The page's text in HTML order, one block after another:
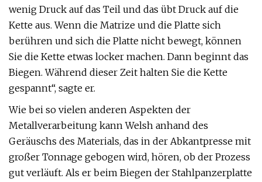
wenig Druck auf das Teil und das übt Druck auf die
Kette aus. Wenn die Matrize und die Platte sich
berühren und sich die Platte nicht bewegt, können
Sie die Kette etwas locker machen. Dann beginnt das
Biegen. Während dieser Zeit halten Sie die Kette
gespannt“, sagte er.
Wie bei so vielen anderen Aspekten der
Metallverarbeitung kann Welsh anhand des
Geräuschs des Materials, das in der Abkantpresse mit
großer Tonnage gebogen wird, hören, ob der Prozess
gut verläuft. Als er beim Biegen der Stahlpanzerplatte